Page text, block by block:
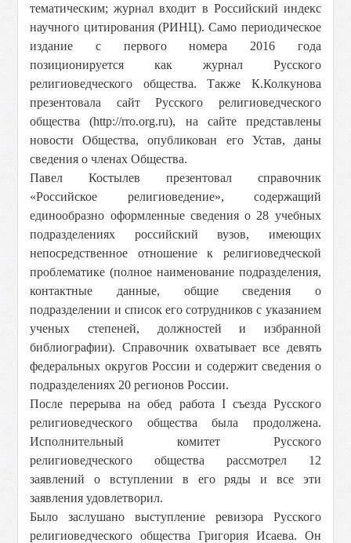
тематическим; журнал входит в Российский индекс
научного цитирования (РИНЦ). Само периодическое
издание с первого номера 2016 года
позиционируется как журнал Русского
религиоведческого общества. Также К.Колкунова
презентовала сайт Русского религиоведческого
общества (http://rro.org.ru), на сайте представлены
новости Общества, опубликован его Устав, даны
сведения о членах Общества.
Павел Костылев презентовал справочник
«Российское религиоведение», содержащий
единообразно оформленные сведения о 28 учебных
подразделениях российский вузов, имеющих
непосредственное отношение к религиоведческой
проблематике (полное наименование подразделения,
контактные данные, общие сведения о
подразделении и список его сотрудников с указанием
ученых степеней, должностей и избранной
библиографии). Справочник охватывает все девять
федеральных округов России и содержит сведения о
подразделениях 20 регионов России.
После перерыва на обед работа I съезда Русского
религиоведческого общества была продолжена.
Исполнительный комитет Русского
религиоведческого общества рассмотрел 12
заявлений о вступлении в его ряды и все эти
заявления удовлетворил.
Было заслушано выступление ревизора Русского
религиоведческого общества Григория Исаева. Он